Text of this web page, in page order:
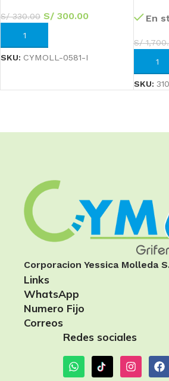
S/330.00 S/ 300.00
AÑADIR AL CARRITO
SKU: CYMOLL-0581-I
En
S/
SKU:
Corporacion Yessica Molleda
Links
WhatsApp
Numero Fijo
Correos
Redes sociales